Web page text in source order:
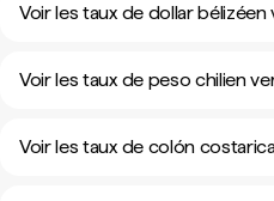
Voir les taux de dollar
Voir les taux de peso chilien
Voir les taux de colón